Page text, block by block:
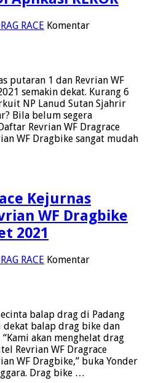
RACE Komentar
putaran 1 dan Revrian WF
semakin dekat. Kurang 6
NP Lanud Sutan Sjahrir
Bila belum segera
Revrian WF Dragrace
WF Dragbike sangat mudah
Kejurnas
WF Dragbike
2021
RACE Komentar
balap drag di Padang
dekat balap drag bike dan
akan menghelat drag
Revrian WF Dragrace
WF Dragbike,” buka Yonder
Drag bike …